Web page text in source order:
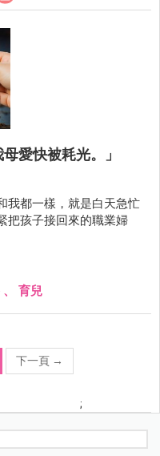
愛快被耗光。」
我都一樣，就是白天急忙
把孩子接回來的職業婦
、 育兒
下一頁 →
;